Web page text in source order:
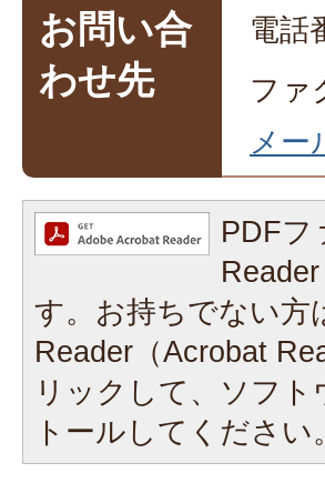
お問い合
わせ先
電話
ファ
メー
PDFフ
す。お持ちでない方
Reader（Acrobat
リックして、ソフ
トールしてください。